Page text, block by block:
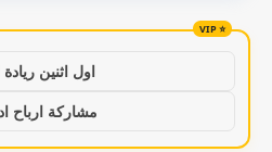
اول اثنين
مشاركة ارباح